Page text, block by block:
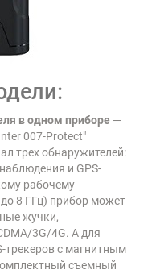
в одном приборе —
007-Protect"
трех обнаружителей:
и GPS-
рабочему
8 ГГц) прибор может
жучки,
3G/4G. А для
трекеров с магнитным
съемный